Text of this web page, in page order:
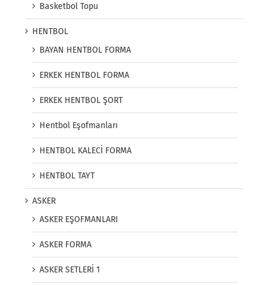
Basketbol Topu
HENTBOL
BAYAN HENTBOL FORMA
ERKEK HENTBOL FORMA
ERKEK HENTBOL ŞORT
Hentbol Eşofmanları
HENTBOL KALECİ FORMA
HENTBOL TAYT
ASKER
ASKER EŞOFMANLARI
ASKER FORMA
ASKER SETLERİ 1